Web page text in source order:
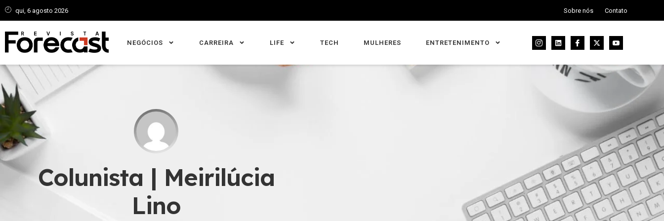
qui, 6 agosto 2026 Sobre nós Contato
NEGÓCIOS CARREIRA LIFE TECH MULHERES ENTRETENIMENTO
Colunista | Meirilúcia
Lino